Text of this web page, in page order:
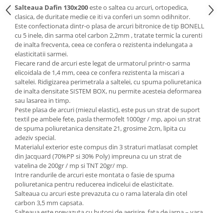
Mobila camera copii
Scaune birou pentru copii
Saltele patuturi copii
Paturi copii
Masa si scaune gradinita
Seturi comode living si dormitor
Salteaua Dafin 130x200este o saltea cu arcuri, ortopedica,
clasica, de duritate medie ce iti va conferi un somn odihnitor.
Este confectionata dintr-o plasa de arcuri bitronice de tip BONELL
cu 5 inele, din sarma otel carbon 2,2mm , tratate termic la curenti
de inalta frecventa, ceea ce confera o rezistenta indelungata a
elasticitatii sarmei.
Fiecare rand de arcuri este legat de urmatorul printr-o sarma
elicoidala de 1,4 mm, ceea ce confera rezistenta la miscari a
saltelei. Ridigizarea perimetrala a saltelei, cu spuma poliuretanica
de inalta densitate SISTEM BOX, nu permite acesteia deformarea
sau lasarea in timp.
Peste plasa de arcuri (miezul elastic), este pus un strat de suport
textil pe ambele fete, pasla thermofelt 1000gr / mp, apoi un strat
de spuma poliuretanica densitate 21, grosime 2cm, lipita cu
adeziv special.
Materialul exterior este compus din 3 straturi matlasat complet
din Jacquard (70%PP si 30% Poly) impreuna cu un strat de
vatelina de 200gr / mp si TNT 20gr/ mp.
Intre randurile de arcuri este montata o fasie de spuma
poliuretanica pentru reducerea indicelui de elasticitate.
Salteaua cu arcuri este prevazuta cu o rama laterala din otel
carbon 3,5 mm capsata.